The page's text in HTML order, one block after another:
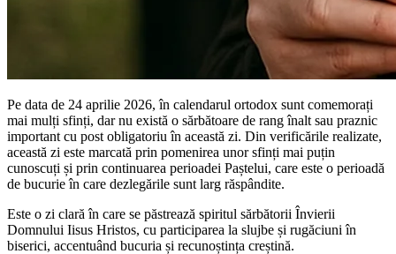
Pe data de 24 aprilie 2026, în calendarul ortodox sunt comemorați
mai mulți sfinți, dar nu există o sărbătoare de rang înalt sau praznic
important cu post obligatoriu în această zi. Din verificările realizate,
această zi este marcată prin pomenirea unor sfinți mai puțin
cunoscuți și prin continuarea perioadei Paștelui, care este o perioadă
de bucurie în care dezlegările sunt larg răspândite.
Este o zi clară în care se păstrează spiritul sărbătorii Învierii
Domnului Iisus Hristos, cu participarea la slujbe și rugăciuni în
biserici, accentuând bucuria și recunoștința creștină.